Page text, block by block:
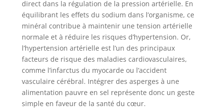
direct dans la régulation de la pression artérielle. En
équilibrant les effets du sodium dans l’organisme, ce
minéral contribue à maintenir une tension artérielle
normale et à réduire les risques d’hypertension. Or,
l’hypertension artérielle est l’un des principaux
facteurs de risque des maladies cardiovasculaires,
comme l’infarctus du myocarde ou l’accident
vasculaire cérébral. Intégrer des asperges à une
alimentation pauvre en sel représente donc un geste
simple en faveur de la santé du cœur.